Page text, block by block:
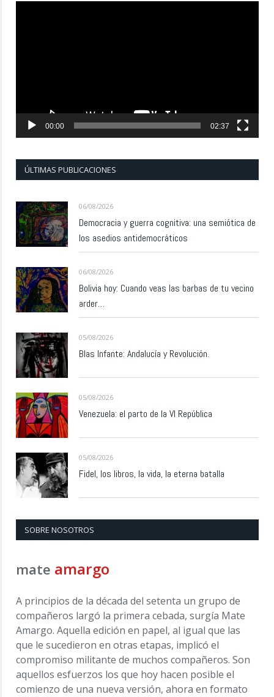
00:00 02:37
ÚLTIMAS PUBLICACIONES
06/08/2026
Democracia y guerra cognitiva: una semiótica de
los asedios antidemocráticos
06/08/2026
Bolivia hoy: Cuando veas las barbas de tu vecino
arder…
05/08/2026
Blas Infante: Andalucía y Revolución.
05/08/2026
Venezuela: el parto de la VI República
05/08/2026
Fidel, los libros, la vida, la eterna batalla
SOBRE NOSOTROS
mate amargo
A principios de la década del setenta un grupo de
compañeros largó la primera cebada, surgía Mate
Amargo. Aquella edición en papel, al igual que las
que le sucedieron en otras etapas, implicó el
compromiso militante de muchos compañeros. Son
aquellos esfuerzos los que hoy hacen posible el
comienzo de una nueva versión, ahora en formato